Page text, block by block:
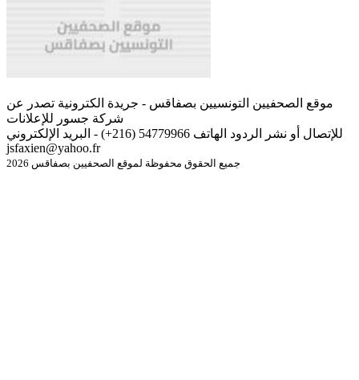
موقع الصحفيين التونسيين بصفاقس - جريدة الكترونية تصدر عن
شركة جسور للإعلانات
للإتصال أو نشر الردود الهاتف 54779966 (216+) - البريد الإلكتروني
jsfaxien@yahoo.fr
جميع الحقوق محفوظة لموقع الصحفيين بصفاقس 2026